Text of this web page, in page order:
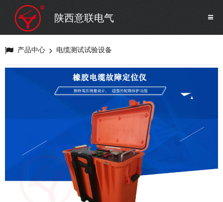
继电保护/互感器试验设备
电力安全工器具
蓄电池测试仪器/直流系统
自动化
陕西意联电气
产品中心 电缆测试试验设备